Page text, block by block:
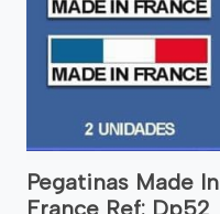
Pegatinas Made In
France Ref: Dp52